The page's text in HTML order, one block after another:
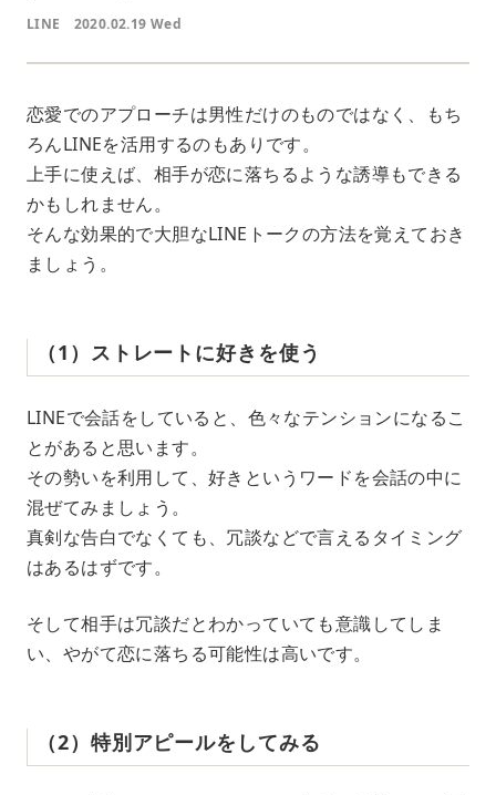
LINE 2020.02.19 Wed
恋愛でのアプローチは男性だけのものではなく、もち
ろんLINEを活用するのもありです。
上手に使えば、相手が恋に落ちるような誘導もできる
かもしれません。
そんな効果的で大胆なLINEトークの方法を覚えておき
ましょう。
（1）ストレートに好きを使う
LINEで会話をしていると、色々なテンションになるこ
とがあると思います。
その勢いを利用して、好きというワードを会話の中に
混ぜてみましょう。
真剣な告白でなくても、冗談などで言えるタイミング
はあるはずです。
そして相手は冗談だとわかっていても意識してしま
い、やがて恋に落ちる可能性は高いです。
（2）特別アピールをしてみる